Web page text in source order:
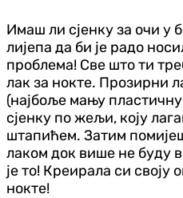
Имаш ли сјенку за очи у
лијепа да би је радо
проблема! Све што ти
лак за нокте. Прозирни
(најбоље мању
сјенку по жељи, коју
штапићем. Затим
лаком док више не буду
је то! Креирала си своју
нокте!